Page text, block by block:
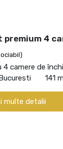
4
camere de
141
multe detalii